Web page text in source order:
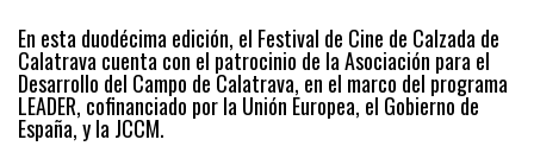
En esta duodécima edición, el Festival de Cine de Calzada de
Calatrava cuenta con el patrocinio de la Asociación para el
Desarrollo del Campo de Calatrava, en el marco del programa
LEADER, cofinanciado por la Unión Europea, el Gobierno de
España, y la JCCM.